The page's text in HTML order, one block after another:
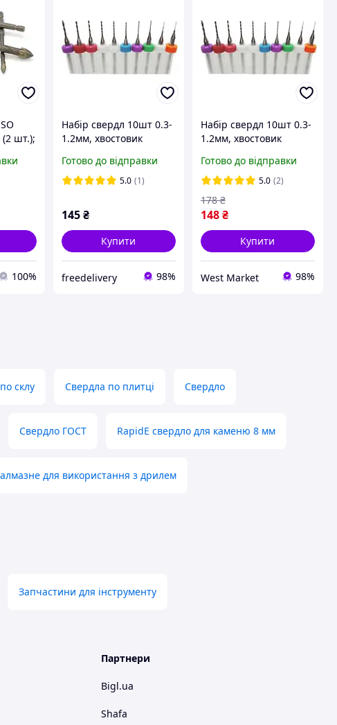
(2 шт.);
та
100%
Набір свердл 10шт 0.3-
1.2мм, хвостовик
карбід вольфрама
Готово до відправки
5.0 (1)
145 ₴
Купити
freedelivery 98%
Набір свердл 10шт 0.3-
1.2мм, хвостовик
карбід вольфрама
Готово до відправки
5.0 (2)
148₴
178 ₴
Купити
West Market 98%
склу Свердла по плитці Свердло
Свердло ГОСТ RapidE свердло для каменю 8 мм
для використання з дрилем
Запчастини для інструменту
Партнери
Bigl.ua
Shafa